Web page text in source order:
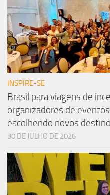
INSPIRE-SE
Brasil para viagens de
organizadores de
escolhendo novos
30 DE JULHO DE 2026